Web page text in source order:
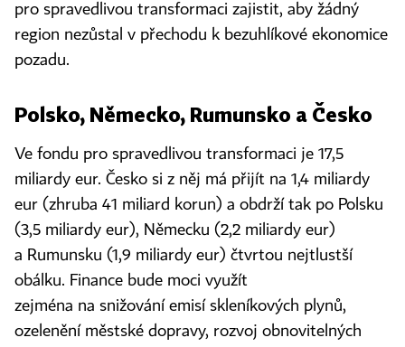
pro spravedlivou transformaci zajistit, aby žádný
region nezůstal v přechodu k bezuhlíkové ekonomice
pozadu.
Polsko, Německo, Rumunsko a Česko
Ve fondu pro spravedlivou transformaci je 17,5
miliardy eur. Česko si z něj má přijít na 1,4 miliardy
eur (zhruba 41 miliard korun) a obdrží tak po Polsku
(3,5 miliardy eur), Německu (2,2 miliardy eur)
a Rumunsku (1,9 miliardy eur) čtvrtou nejtlustší
obálku. Finance bude moci využít
zejména na snižování emisí skleníkových plynů,
ozelenění městské dopravy, rozvoj obnovitelných